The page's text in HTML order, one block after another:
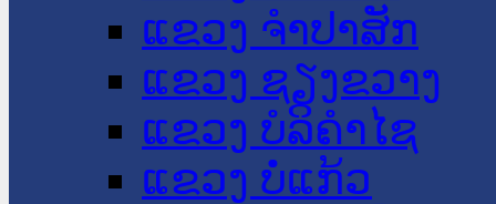
ແຂວງ ຈໍາປາສັກ
ແຂວງ ຊຽງຂວາງ
ແຂວງ ບໍລິຄໍາໄຊ
ແຂວງ ບໍ່ແກ້ວ